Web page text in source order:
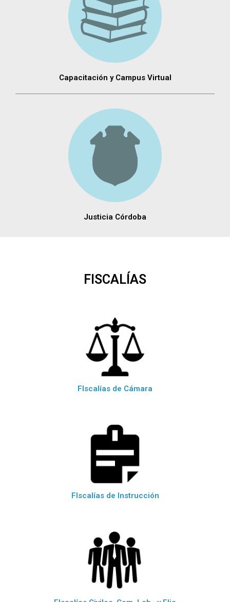
Capacitación y Campus Virtual
Justicia Córdoba
FISCALÍAS
FIscalías de Cámara
FIscalías de Instrucción